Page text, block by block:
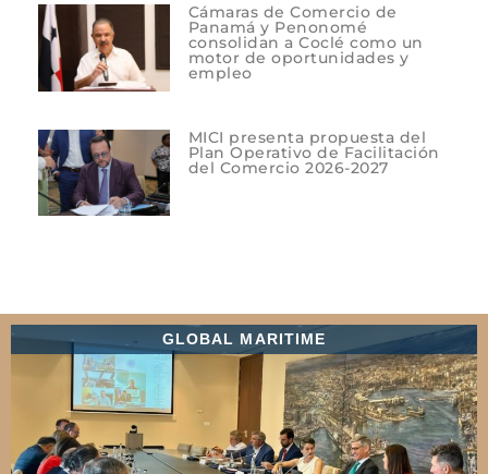
Cámaras de Comercio de
Panamá y Penonomé
consolidan a Coclé como un
motor de oportunidades y
empleo
MICI presenta propuesta del
Plan Operativo de Facilitación
del Comercio 2026-2027
GLOBAL MARITIME